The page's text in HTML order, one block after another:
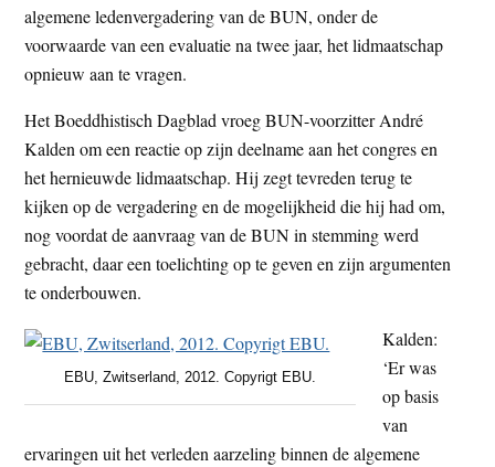
algemene ledenvergadering van de BUN, onder de
voorwaarde van een evaluatie na twee jaar, het lidmaatschap
opnieuw aan te vragen.
Het Boeddhistisch Dagblad vroeg BUN-voorzitter André
Kalden om een reactie op zijn deelname aan het congres en
het hernieuwde lidmaatschap. Hij zegt tevreden terug te
kijken op de vergadering en de mogelijkheid die hij had om,
nog voordat de aanvraag van de BUN in stemming werd
gebracht, daar een toelichting op te geven en zijn argumenten
te onderbouwen.
EBU, Zwitserland, 2012. Copyrigt EBU.
Kalden:
‘Er was
op basis
van
ervaringen uit het verleden aarzeling binnen de algemene